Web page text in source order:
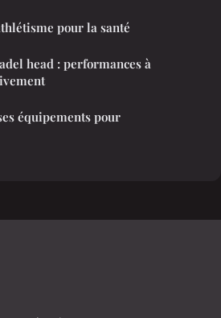
pour la santé
head : performances à
équipements pour